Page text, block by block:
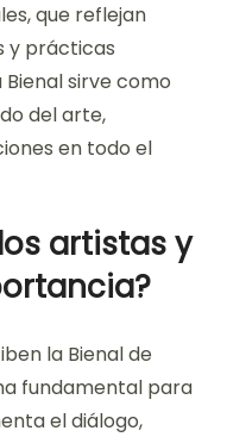
que reflejan
y prácticas
sirve como
del arte,
en todo el
artistas y
la Bienal de
fundamental para
el diálogo,